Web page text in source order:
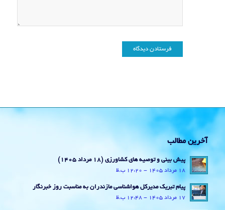
آخرین مطالب
پیش بینی و توصیه های کشاورزی (18 مرداد ۱۴۰۵)
18 مرداد 1405 - 12:20 ب.ظ
پیام تبریک مدیرکل هواشناسی مازندران به مناسبت روز خبرنگار
17 مرداد 1405 - 12:48 ب.ظ